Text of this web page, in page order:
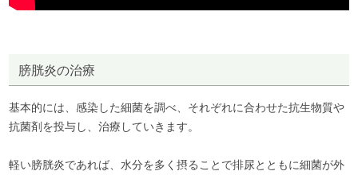
膀胱炎の治療
基本的には、感染した細菌を調べ、それぞれに合わせた抗生物質や
抗菌剤を投与し、治療していきます。
軽い膀胱炎であれば、水分を多く摂ることで排尿とともに細菌が外